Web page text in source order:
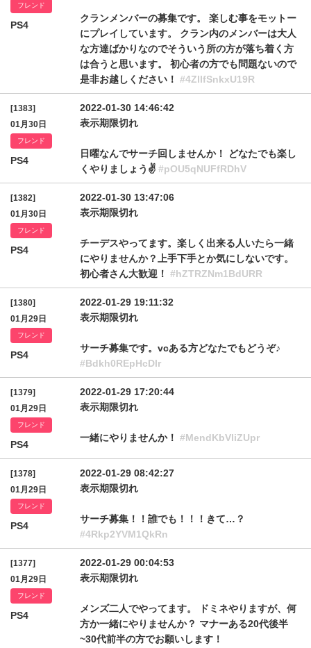
フレンド
PS4
クランメンバーの募集です。 楽しむ事をモットー
にプレイしています。 クラン内のメンバーは大人
な方達ばかりなのでそういう所の方が落ち着く方
は合うと思います。 初心者の方でも問題ないので
是非お越しください！ #4ZllfSnkxU19R
[1383]
01月30日
フレンド
PS4
2022-01-30 14:46:42
表示期限切れ
日曜なんでサーチ回しませんか！ どなたでも楽し
くやりましょう✌️ #pOU5qNUFfRDhV
[1382]
01月30日
フレンド
PS4
2022-01-30 13:47:06
表示期限切れ
チーデスやってます。楽しく出来る人いたら一緒
にやりませんか？上手下手とか気にしないです。
初心者さん大歓迎！ #hZTRZNm1BdURR
[1380]
01月29日
フレンド
PS4
2022-01-29 19:11:32
表示期限切れ
サーチ募集です。vcある方どなたでもどうぞ♪
#Bdkh0REpHcDlr
[1379]
01月29日
フレンド
PS4
2022-01-29 17:20:44
表示期限切れ
一緒にやりませんか！ #MendKbVliZUpr
[1378]
01月29日
フレンド
PS4
2022-01-29 08:42:27
表示期限切れ
サーチ募集！！誰でも！！！きて…？
#4Rkp2YVM1QkRn
[1377]
01月29日
フレンド
PS4
2022-01-29 00:04:53
表示期限切れ
メンズ二人でやってます。 ドミネやりますが、何
方か一緒にやりませんか？ マナーある20代後半
~30代前半の方でお願いします！